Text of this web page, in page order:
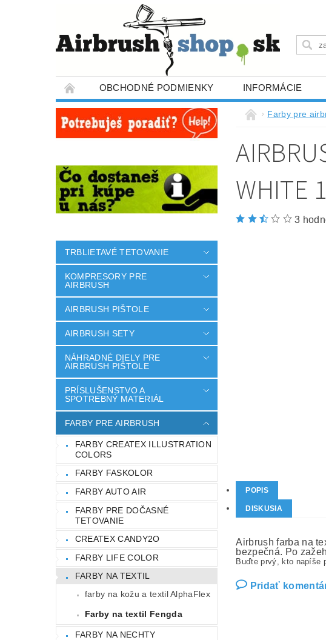
OBCHODNÉ PODMIENKY INFORMÁCIE
TRBLIETAVÉ TETOVANIE
KOMPRESORY PRE
AIRBRUSH
AIRBRUSH PIŠTOLE
AIRBRUSH SETY
NÁHRADNÉ DIELY PRE
AIRBRUSH PIŠTOLE
PRÍSLUŠENSTVO A
SPOTREBNÝ MATERIÁL
FARBY PRE AIRBRUSH
FARBY CREATEX ILLUSTRATION
COLORS
FARBY FASKOLOR
FARBY AUTO AIR
FARBY PRE DOČASNÉ
TETOVANIE
CREATEX CANDY2O
FARBY LIFE COLOR
FARBY NA TEXTIL
farby na kožu a textil AlphaFlex
Farby na textil Fengda
FARBY NA NECHTY
Farby pre
WHITE
3
POPIS
DISKUSIA
Airbrush farba na
bezpečná. Po
Buďte prvý, kto napíše
Pridať